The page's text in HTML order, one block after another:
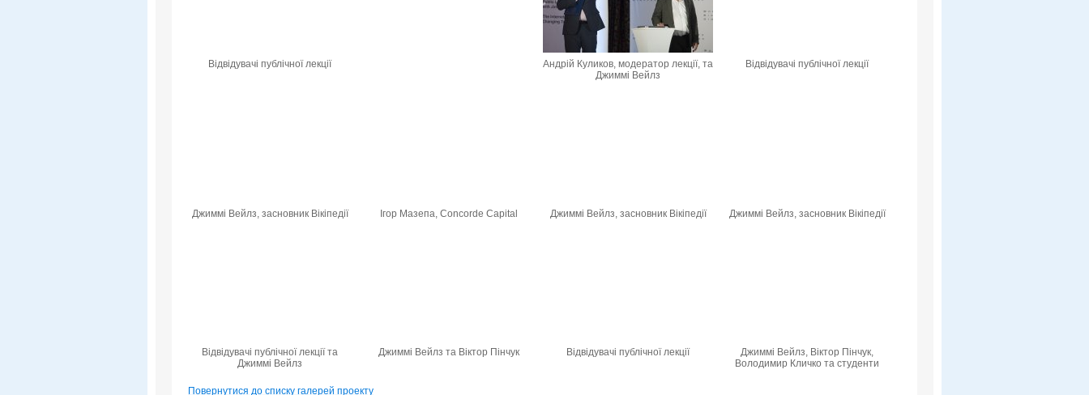
Відвідувачі публічної лекції
Андрій Куликов, модератор лекції, та
Джиммі Вейлз
Відвідувачі публічної лекції
Джиммі Вейлз, засновник Вікіпедії Ігор Мазепа, Concorde Capital Джиммі Вейлз, засновник Вікіпедії Джиммі Вейлз, засновник Вікіпедії
Відвідувачі публічної лекції та
Джиммі Вейлз
Джиммі Вейлз та Віктор Пінчук Відвідувачі публічної лекції
Джиммі Вейлз, Віктор Пінчук,
Володимир Кличко та студенти
Повернутися до списку галерей проекту